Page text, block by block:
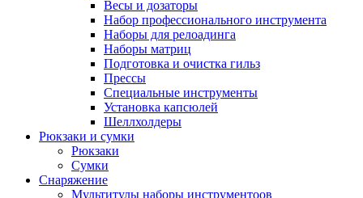
Весы и дозаторы
Набор профессионального инструмента
Наборы для релоадинга
Наборы матриц
Подготовка и очистка гильз
Прессы
Специальные инструменты
Установка капсюлей
Шеллхолдеры
Рюкзаки и сумки
Рюкзаки
Сумки
Снаряжение
Мультитулы наборы инструментоов